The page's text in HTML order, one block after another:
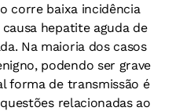
corre baixa incidência
hepatite aguda de
Na maioria dos casos
podendo ser grave
forma de transmissão é
relacionadas ao